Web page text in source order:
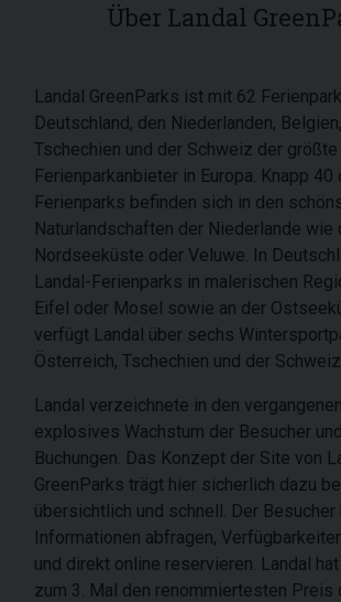
Über Landal
Landal GreenParks ist mit 62
Deutschland, den Niederlanden,
Tschechien und der Schweiz der größte
Ferienparkanbieter in Europa. Knapp 40
Ferienparks befinden sich in den
Naturlandschaften der Niederlande wie
Nordseeküste oder Veluwe. In
Landal-Ferienparks in malerischen
Eifel oder Mosel sowie an der
verfügt Landal über sechs
Österreich, Tschechien und der
Landal verzeichnete in den
explosives Wachstum der Besucher
Buchungen. Das Konzept der Site von
GreenParks trägt hier sicherlich dazu
übersichtlich und schnell. Der Besucher
Informationen abfragen,
und direkt online reservieren. Landal
zum 3. Mal den renommiertesten Preis